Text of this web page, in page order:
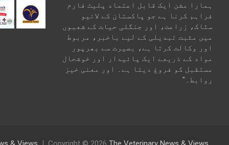
ہمارا مشن ایک قابل اعتماد پلیٹ فارم
فراہم کرنا ہے جو پاکستان کے لائیو
سٹاک، زراعت، اور جنگلی حیات کے شعبوں
میں مثبت تبدیلی کے لیے باخبر، مربوط
اور وکالت کرتا ہے، بصیرت سے بھرپور
مواد کے ذریعے ایک پائیدار اور خوشحال
مستقبل کو فروغ دیتا ہے۔ اور معنی خیز
روابط۔"